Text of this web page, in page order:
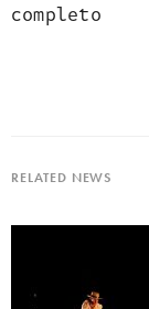
completo
RELATED NEWS